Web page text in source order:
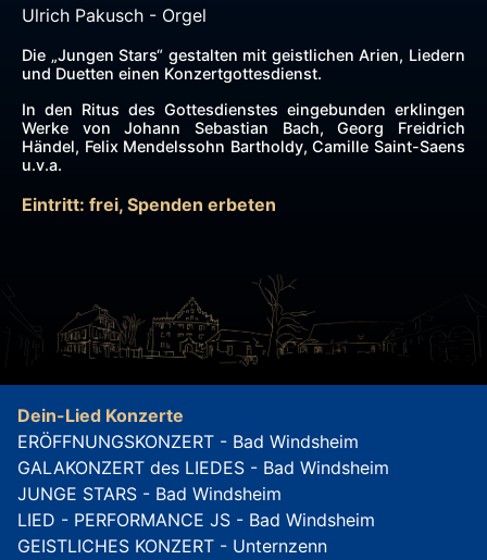
Ulrich Pakusch - Orgel
Die „Jungen Stars“ gestalten mit geistlichen Arien, Liedern
und Duetten einen Konzertgottesdienst.
In den Ritus des Gottesdienstes eingebunden erklingen
Werke von Johann Sebastian Bach, Georg Freidrich
Händel, Felix Mendelssohn Bartholdy, Camille Saint-Saens
u.v.a.
Eintritt: frei, Spenden erbeten
Dein-Lied Konzerte
ERÖFFNUNGSKONZERT - Bad Windsheim
GALAKONZERT des LIEDES - Bad Windsheim
JUNGE STARS - Bad Windsheim
LIED - PERFORMANCE JS - Bad Windsheim
GEISTLICHES KONZERT - Unternzenn